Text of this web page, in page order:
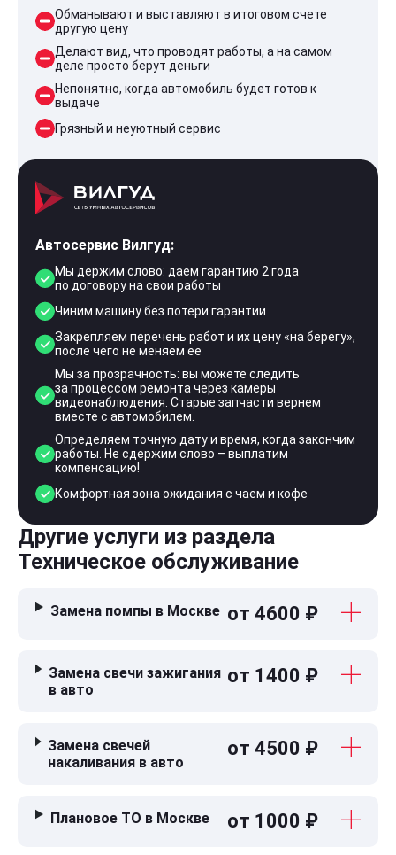
Обманывают и выставляют в итоговом счете
другую цену
Делают вид, что проводят работы, а на самом
деле просто берут деньги
Непонятно, когда автомобиль будет готов к
выдаче
Грязный и неуютный сервис
Автосервис Вилгуд:
Мы держим слово: даем гарантию 2 года
по договору на свои работы
Чиним машину без потери гарантии
Закрепляем перечень работ и их цену «на берегу»,
после чего не меняем ее
Мы за прозрачность: вы можете следить
за процессом ремонта через камеры
видеонаблюдения. Старые запчасти вернем
вместе с автомобилем.
Определяем точную дату и время, когда закончим
работы. Не сдержим слово – выплатим
компенсацию!
Комфортная зона ожидания с чаем и кофе
Другие услуги из раздела
Техническое обслуживание
Замена помпы в Москве от 4600 ₽
Замена свечи зажигания
в авто
от 1400 ₽
Замена свечей
накаливания в авто
от 4500 ₽
Плановое ТО в Москве от 1000 ₽